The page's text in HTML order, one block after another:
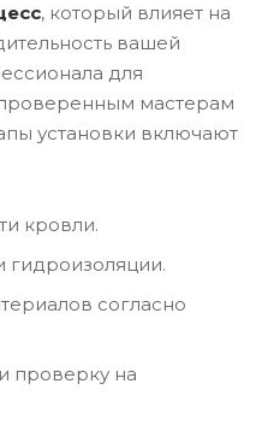
, который влияет на
вашей
для
мастерам
установки включают
кровли.
гидроизоляции.
согласно
проверку на